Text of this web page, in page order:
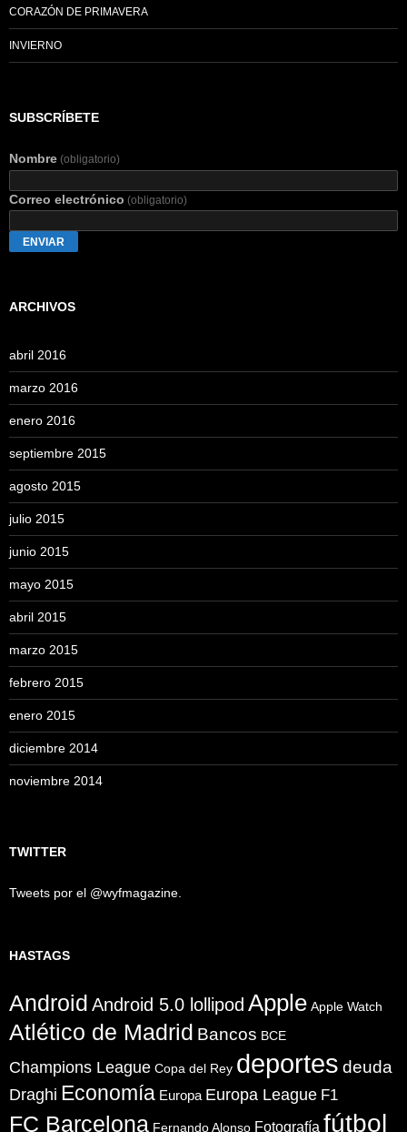
CORAZÓN DE PRIMAVERA
INVIERNO
SUBSCRÍBETE
Nombre (obligatorio)
Correo electrónico (obligatorio)
ENVIAR
ARCHIVOS
abril 2016
marzo 2016
enero 2016
septiembre 2015
agosto 2015
julio 2015
junio 2015
mayo 2015
abril 2015
marzo 2015
febrero 2015
enero 2015
diciembre 2014
noviembre 2014
TWITTER
Tweets por el @wyfmagazine.
HASTAGS
Android Android 5.0 lollipod Apple Apple Watch
Atlético de Madrid Bancos BCE
Champions League Copa del Rey deportes deuda
Draghi Economía Europa Europa League F1
FC Barcelona Fernando Alonso Fotografía fútbol